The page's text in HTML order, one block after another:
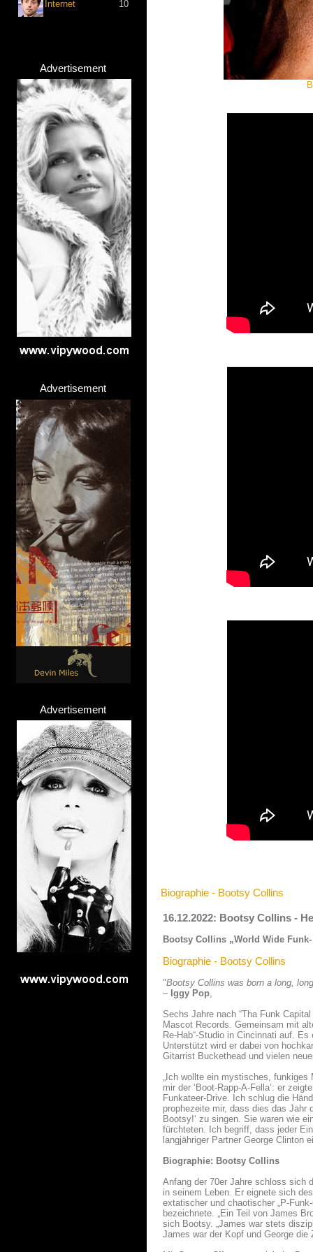
Internet 10
Advertisement
Advertisement
Advertisement
Biographie - Bootsy Collins
16.12.2022: Bootsy Collins -
Bootsy Collins „World Wide
Biographie - Bootsy Collins
"Bootsy Collins was born a long,
– Iggy Pop,
Sechs Jahre nach “Tha Funk
Mascot Records. Gemeinsam mit
Re-Hab“-Studio in Cincinnati auf.
Unterstützt wird er dabei von
Gitarrist Buckethead und vielen
„Ich wollte ein mystisches, funkiges
mir der ‘Boot-Rapp-A-Fella’: er
Funkateer-Drive. Ich schlug die
prophezeite mir, dass dies das Jahr
Bootsy!‘ zu singen. Sie waren wie
fürchteten. Ich begriff, dass jeder
langjähriger Partner George Clinton
Biographie: Bootsy Collins
Anfang der 70er Jahre schloss sich
in seinem Leben. Er eignete sich
extatischer und chaotischer „P-
bezeichnete. „Ein Teil von James
sich Bootsy. „James war stets
James war der Kopf und George die